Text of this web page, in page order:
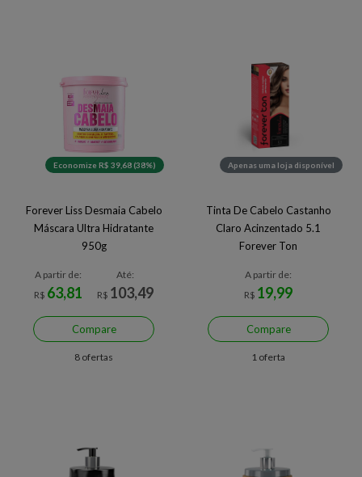
Economize R$ 39,68 (38%)
Forever Liss Desmaia Cabelo
Máscara Ultra Hidratante
950g
A partir de:
R$ 63,81
Até:
R$ 103,49
Compare
8 ofertas
Apenas uma loja disponível
Tinta De Cabelo Castanho
Claro Acinzentado 5.1
Forever Ton
A partir de:
R$ 19,99
Compare
1 oferta